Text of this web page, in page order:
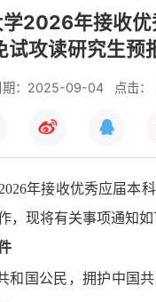
2026年接收优
试攻读研究生预
期：2025-09-04 点击：
年接收优秀应届本
，现将有关事项通知如
和国公民，拥护中国